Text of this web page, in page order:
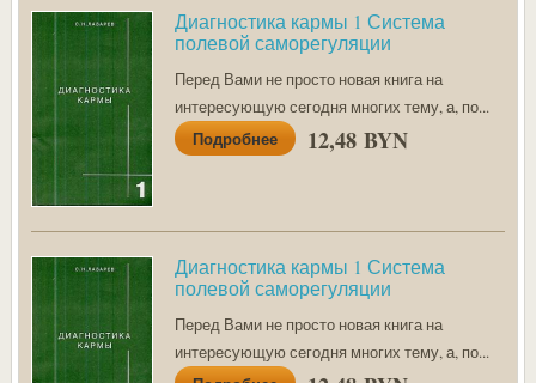
Диагностика кармы 1 Система
полевой саморегуляции
Перед Вами не просто новая книга на
интересующую сегодня многих тему, а, по...
Подробнее 12,48 BYN
Диагностика кармы 1 Система
полевой саморегуляции
Перед Вами не просто новая книга на
интересующую сегодня многих тему, а, по...